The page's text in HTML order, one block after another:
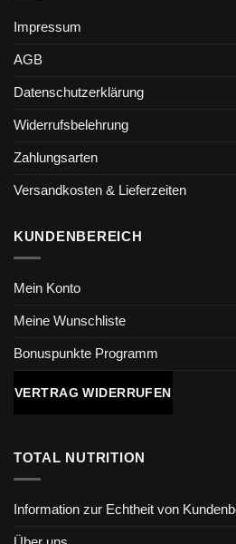
Impressum
AGB
Datenschutzerklärung
Widerrufsbelehrung
Zahlungsarten
Versandkosten & Lieferzeiten
KUNDENBEREICH
Mein Konto
Meine Wunschliste
Bonuspunkte Programm
VERTRAG WIDERRUFEN
TOTAL NUTRITION
Information zur Echtheit von